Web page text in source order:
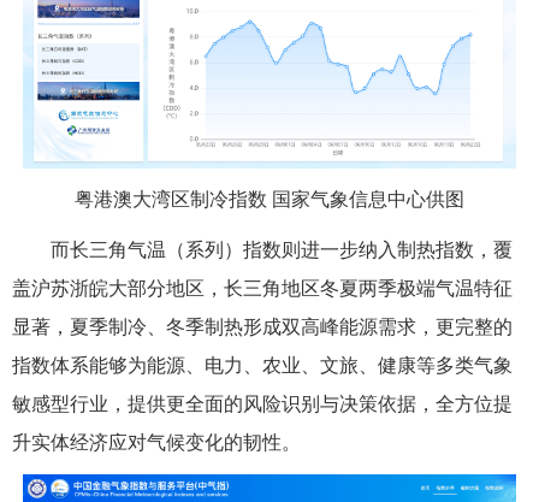
粤港澳大湾区制冷指数 国家气象信息中心供图
而长三角气温（系列）指数则进一步纳入制热指数，覆
盖沪苏浙皖大部分地区，长三角地区冬夏两季极端气温特征
显著，夏季制冷、冬季制热形成双高峰能源需求，更完整的
指数体系能够为能源、电力、农业、文旅、健康等多类气象
敏感型行业，提供更全面的风险识别与决策依据，全方位提
升实体经济应对气候变化的韧性。